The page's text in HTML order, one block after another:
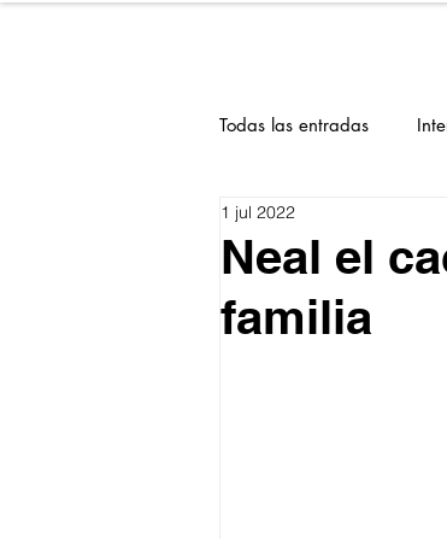
Todas las entradas
En adopción
Adoptados VSO
Neal el
familia
1 jul 2022